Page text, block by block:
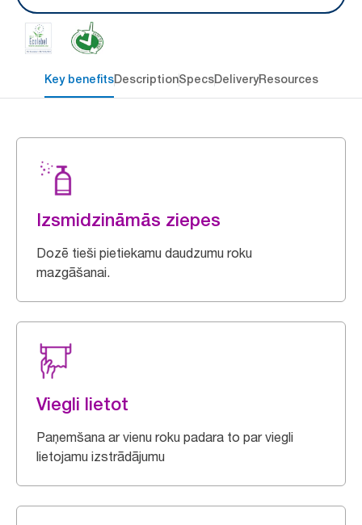
Key benefitsDescriptionSpecsDeliveryResources
Izsmidzināmās ziepes
Dozē tieši pietiekamu daudzumu roku
mazgāšanai.
Viegli lietot
Paņemšana ar vienu roku padara to par viegli
lietojamu izstrādājumu